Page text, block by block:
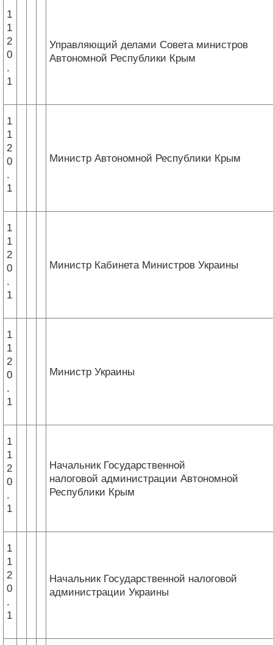
1
1
2
0
.
1
Управляющий делами Совета министров
Автономной Республики Крым
1
1
2
0
.
1
Министр Автономной Республики Крым
1
1
2
0
.
1
Министр Кабинета Министров Украины
1
1
2
0
.
1
Министр Украины
1
1
2
0
.
1
Начальник Государственной
налоговой администрации Автономной
Республики Крым
1
1
2
0
.
1
Начальник Государственной налоговой
администрации Украины